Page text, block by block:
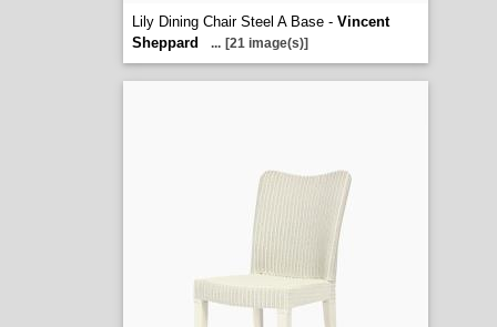
Lily Dining Chair Steel A Base - Vincent
Sheppard
... [21 image(s)]